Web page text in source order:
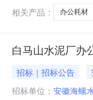
相关产品：
办公耗材
白马山水泥厂办
招标｜招标公告
招标单位： 安徽海螺